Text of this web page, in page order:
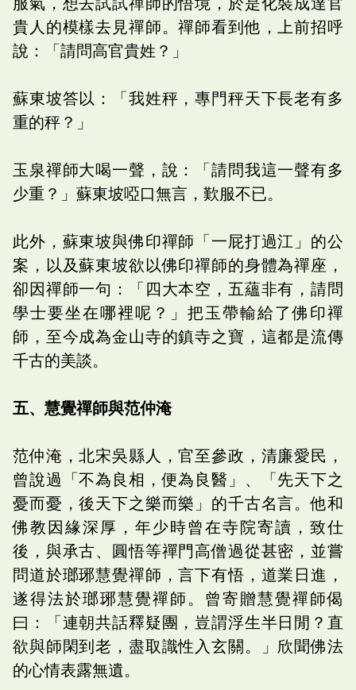
貴人的模樣去見禪師。禪師看到他，上前招呼
說：「請問高官貴姓？」
蘇東坡答以：「我姓秤，專門秤天下長老有多
重的秤？」
玉泉禪師大喝一聲，說：「請問我這一聲有多
少重？」蘇東坡啞口無言，歎服不已。
此外，蘇東坡與佛印禪師「一屁打過江」的公
案，以及蘇東坡欲以佛印禪師的身體為禪座，
卻因禪師一句：「四大本空，五蘊非有，請問
學士要坐在哪裡呢？」把玉帶輸給了佛印禪
師，至今成為金山寺的鎮寺之寶，這都是流傳
千古的美談。
五、慧覺禪師與范仲淹
范仲淹，北宋吳縣人，官至參政，清廉愛民，
曾說過「不為良相，便為良醫」、「先天下之
憂而憂，後天下之樂而樂」的千古名言。他和
佛教因緣深厚，年少時曾在寺院寄讀，致仕
後，與承古、圓悟等禪門高僧過從甚密，並嘗
問道於瑯琊慧覺禪師，言下有悟，道業日進，
遂得法於瑯琊慧覺禪師。曾寄贈慧覺禪師偈
曰：「連朝共話釋疑團，豈謂浮生半日閒？直
欲與師閑到老，盡取識性入玄關。」欣聞佛法
的心情表露無遺。